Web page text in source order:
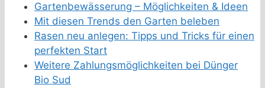
Gartenbewässerung – Möglichkeiten & Ideen
Mit diesen Trends den Garten beleben
Rasen neu anlegen: Tipps und Tricks für einen
perfekten Start
Weitere Zahlungsmöglichkeiten bei Dünger
Bio Sud